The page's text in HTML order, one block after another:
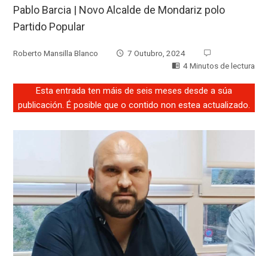
Pablo Barcia | Novo Alcalde de Mondariz polo
Partido Popular
Roberto Mansilla Blanco
7 Outubro, 2024
4 Minutos de lectura
Esta entrada ten máis de seis meses desde a súa
publicación. É posible que o contido non estea actualizado.